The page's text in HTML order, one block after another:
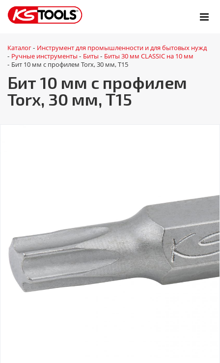
Каталог - Инструмент для промышленности и для бытовых нужд
- Ручные инструменты - Биты - Биты 30 мм CLASSIC на 10 мм
- Бит 10 мм с профилем Torx, 30 мм, Т15
Бит 10 мм с профилем
Torx, 30 мм, Т15